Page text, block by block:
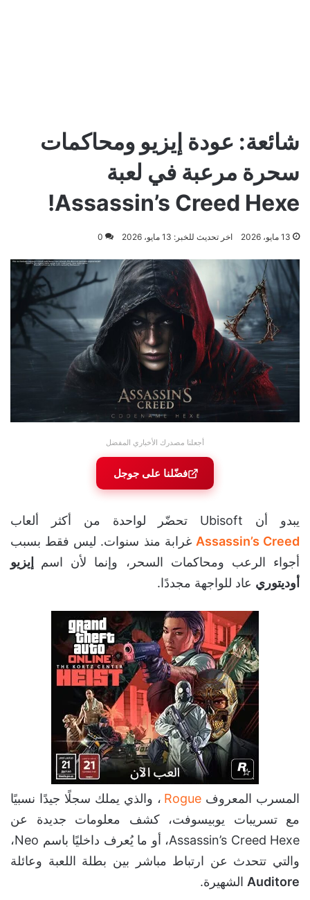
شائعة: عودة إيزيو ومحاكمات
سحرة مرعبة في لعبة
Assassin’s Creed Hexe!
13 مايو، 2026 اخر تحديث للخبر: 13 مايو، 2026 0
أجعلنا مصدرك الأخباري المفضل
فضّلنا على جوجل
يبدو أن Ubisoft تحضّر لواحدة من أكثر ألعاب
Assassin’s Creed غرابة منذ سنوات. ليس فقط بسبب
أجواء الرعب ومحاكمات السحر، وإنما لأن اسم إيزيو
أوديتوري عاد للواجهة مجددًا.
المسرب المعروفRogue ، والذي يملك سجلًا جيدًا نسبيًا
مع تسريبات يوبيسوفت، كشف معلومات جديدة عن
Assassin’s Creed Hexe، أو ما يُعرف داخليًا باسم Neo،
والتي تتحدث عن ارتباط مباشر بين بطلة اللعبة وعائلة
Auditore الشهيرة.